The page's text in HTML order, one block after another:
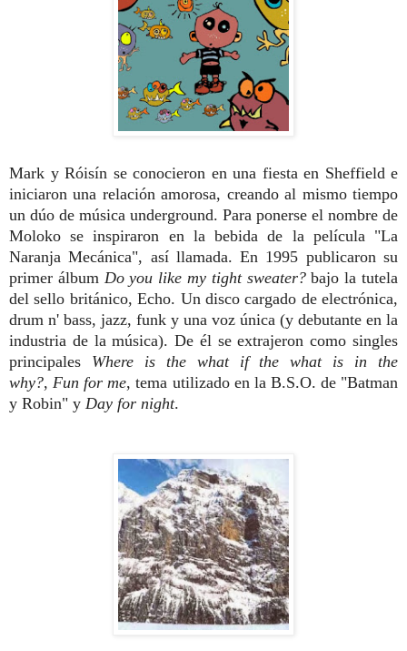
Mark y Róisín se conocieron en una fiesta en Sheffield e
iniciaron una relación amorosa, creando al mismo tiempo
un dúo de música underground. Para ponerse el nombre de
Moloko se inspiraron en la bebida de la película "La
Naranja Mecánica", así llamada. En 1995 publicaron su
primer álbum Do you like my tight sweater?bajo la tutela
del sello británico, Echo. Un disco cargado de electrónica,
drum n' bass, jazz, funk y una voz única (y debutante en la
industria de la música). De él se extrajeron como singles
principales Where is the what if the what is in the
why?, Fun for me, tema utilizado en la B.S.O. de "Batman
y Robin" y Day for night.